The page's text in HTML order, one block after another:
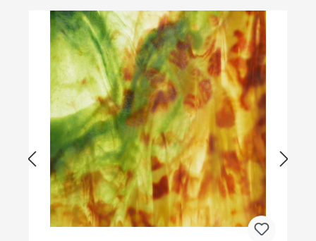
Produktgalerie überspringen